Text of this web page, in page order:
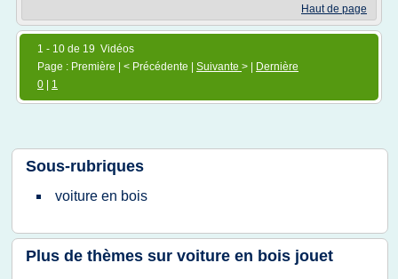
Haut de page
1 - 10 de 19 Vidéos
Page : Première | < Précédente | Suivante > |
Dernière
0
1
Sous-rubriques
voiture en bois
Plus de thèmes sur voiture en bois jouet